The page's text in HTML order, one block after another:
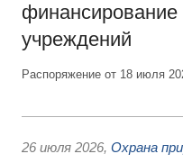
финансирование
учреждений
Распоряжение от 18 июля
26 июля 2026, Охрана